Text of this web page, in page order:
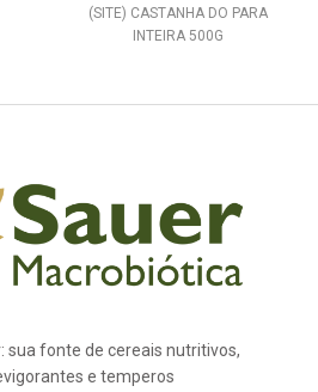
(SITE) CASTANHA DO PARA
INTEIRA 500G
sua fonte de cereais nutritivos,
e temperos